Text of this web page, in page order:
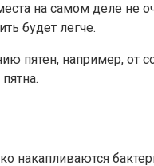
на самом деле не
будет легче.
пятен, например, от
накапливаются